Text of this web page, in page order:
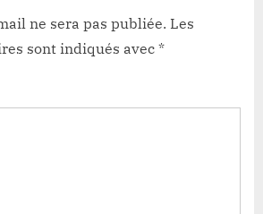
ne sera pas publiée. Les
sont indiqués avec *